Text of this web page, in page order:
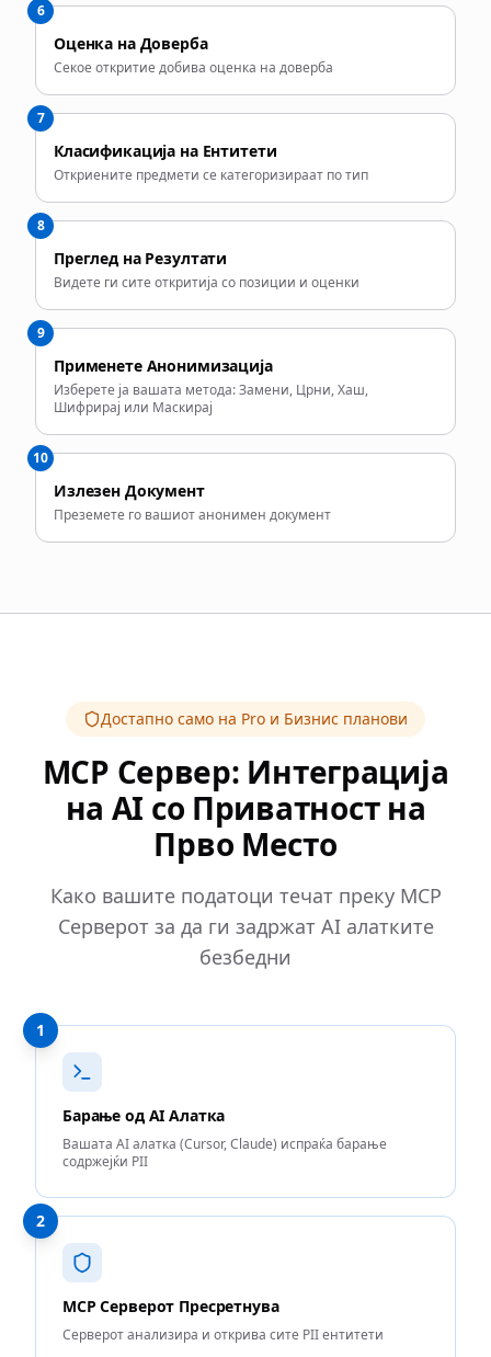
6
Оценка на Доверба
Секое откритие добива оценка на доверба
7
Класификација на Ентитети
Откриените предмети се категоризираат по тип
8
Преглед на Резултати
Видете ги сите откритија со позиции и оценки
9
Применете Анонимизација
Изберете ја вашата метода: Замени, Црни, Хаш,
Шифрирај или Маскирај
10
Излезен Документ
Преземете го вашиот анонимен документ
Достапно само на Pro и Бизнис планови
MCP Сервер: Интеграција
на AI со Приватност на
Прво Место
Како вашите податоци течат преку MCP
Серверот за да ги задржат AI алатките
безбедни
1
Барање од AI Алатка
Вашата AI алатка (Cursor, Claude) испраќа барање
содржејќи PII
2
MCP Серверот Пресретнува
Серверот анализира и открива сите PII ентитети